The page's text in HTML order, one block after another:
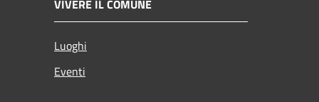
VIVERE IL COMUNE
Luoghi
Eventi